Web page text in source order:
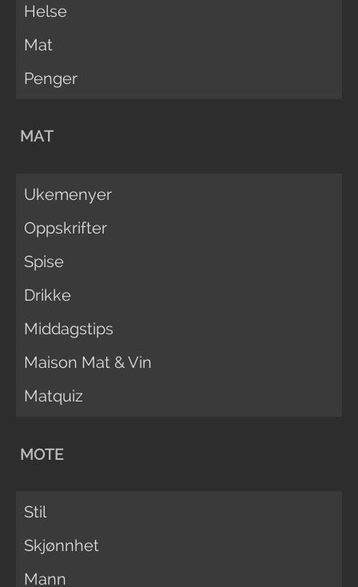
Helse
Mat
Penger
MAT
Ukemenyer
Oppskrifter
Spise
Drikke
Middagstips
Maison Mat & Vin
Matquiz
MOTE
Stil
Skjønnhet
Mann